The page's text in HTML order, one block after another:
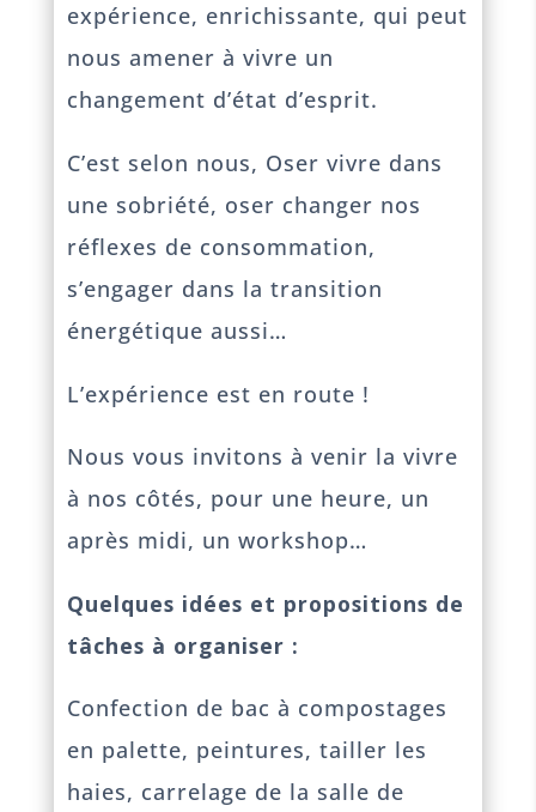
expérience, enrichissante, qui peut
nous amener à vivre un
changement d’état d’esprit.
C’est selon nous, Oser vivre dans
une sobriété, oser changer nos
réflexes de consommation,
s’engager dans la transition
énergétique aussi…
L’expérience est en route !
Nous vous invitons à venir la vivre
à nos côtés, pour une heure, un
après midi, un workshop…
Quelques idées et propositions de
tâches à organiser :
Confection de bac à compostages
en palette, peintures, tailler les
haies, carrelage de la salle de